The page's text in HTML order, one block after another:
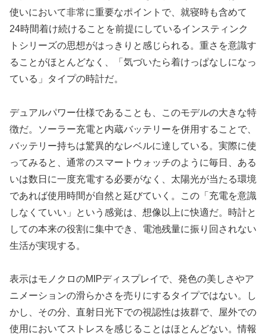
使いにおいて非常に重要なポイントで、就寝時も含めて
24時間着け続けることを前提にしているインスティンク
トシリーズの思想がはっきりと感じられる。重さを意識す
ることがほとんどなく、「気づいたら着けっぱなしになっ
ている」タイプの時計だ。
デュアルパワー仕様であることも、このモデルの大きな特
徴だ。ソーラー充電と内蔵バッテリーを併用することで、
バッテリー持ちは驚異的なレベルに達している。実際に使
ってみると、通常のスマートウォッチのように毎日、ある
いは数日に一度充電する必要がなく、太陽光が当たる環境
であれば使用時間が自然と延びていく。この「充電を意識
しなくていい」という感覚は、想像以上に快適だ。時計と
しての本来の役割に集中でき、電池残量に振り回されない
生活が実現する。
表示はモノクロのMIPディスプレイで、発色の美しさやア
ニメーションの滑らかさを売りにするタイプではない。し
かし、その分、直射日光下での視認性は抜群で、屋外での
使用においてストレスを感じることはほとんどない。情報